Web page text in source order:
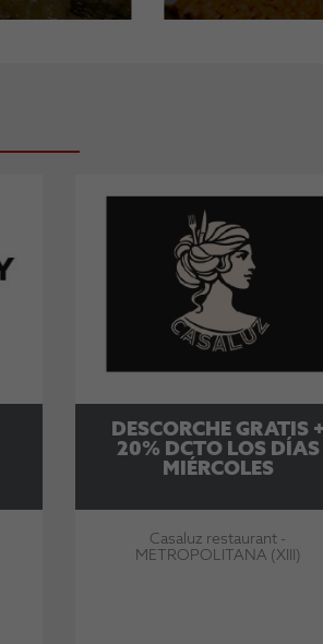
DESCORCHE GRATIS +
20% DCTO LOS DÍAS
MIÉRCOLES
Casaluz restaurant -
METROPOLITANA (XIII)